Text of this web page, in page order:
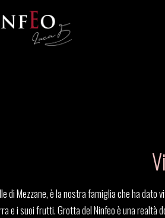
di Mezzane, è la nostra famiglia che ha
e i suoi frutti. Grotta del Ninfeo è una